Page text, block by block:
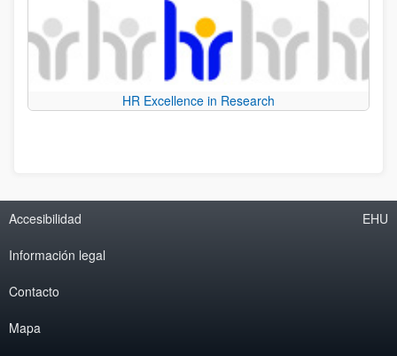
HR Excellence in Research
Accesibilidad
Información legal
Contacto
Mapa
EHU